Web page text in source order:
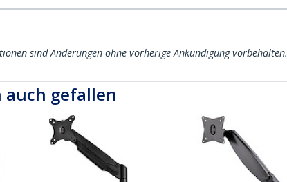
sind Änderungen ohne vorherige Ankündigung vorbehalten.
auch gefallen